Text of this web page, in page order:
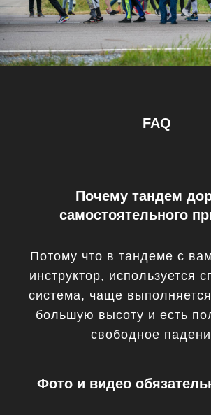
FAQ
Почему тандем
самостоятельного
Потому что в тандеме с
инструктор, используется
система, чаще
большую высоту и есть
свободное
Фото и видео